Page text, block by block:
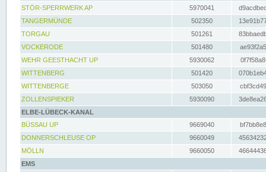
STÖR-SPERRWERK AP 5970041
TANGERMÜNDE
502350
TORGAU
501261
VOCKERODE
501480
WEHR GEESTHACHT UP
5930062
WITTENBERG
501420
WITTENBERGE
503050
ZOLLENSPIEKER
5930090
ELBE-LÜBECK-KANAL
BÜSSAU UP
9669040
DONNERSCHLEUSE OP
9660049
MÖLLN
9660050
EMS